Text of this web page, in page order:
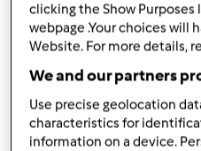
masło, niesolone,
ugotowanej cukini
clicking the Show
webpage .Your choices will
Website. For more details,
We and our partners
Use precise geolocation
characteristics for
information on a device.